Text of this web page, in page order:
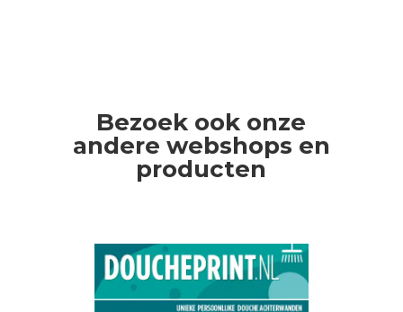
Bezoek ook onze
andere webshops en
producten